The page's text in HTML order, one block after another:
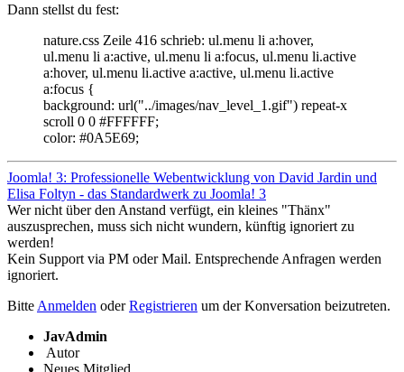
Dann stellst du fest:
nature.css Zeile 416 schrieb: ul.menu li a:hover,
ul.menu li a:active, ul.menu li a:focus, ul.menu li.active
a:hover, ul.menu li.active a:active, ul.menu li.active
a:focus {
background: url("../images/nav_level_1.gif") repeat-x
scroll 0 0 #FFFFFF;
color: #0A5E69;
Joomla! 3: Professionelle Webentwicklung von David Jardin und
Elisa Foltyn - das Standardwerk zu Joomla! 3
Wer nicht über den Anstand verfügt, ein kleines "Thänx"
auszusprechen, muss sich nicht wundern, künftig ignoriert zu
werden!
Kein Support via PM oder Mail. Entsprechende Anfragen werden
ignoriert.
Bitte Anmelden oderRegistrieren um der Konversation beizutreten.
JavAdmin
Autor
Neues Mitglied